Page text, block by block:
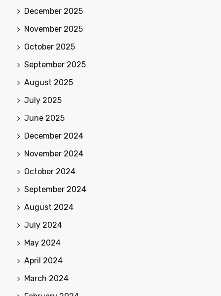
December 2025
November 2025
October 2025
September 2025
August 2025
July 2025
June 2025
December 2024
November 2024
October 2024
September 2024
August 2024
July 2024
May 2024
April 2024
March 2024